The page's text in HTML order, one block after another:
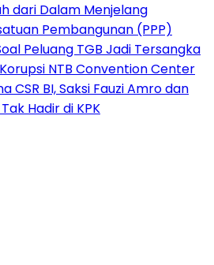
dari Dalam Menjelang
Pembangunan (PPP)
Peluang TGB Jadi Tersangka
NTB Convention Center
CSR BI, Saksi Fauzi Amro dan
Hadir di KPK